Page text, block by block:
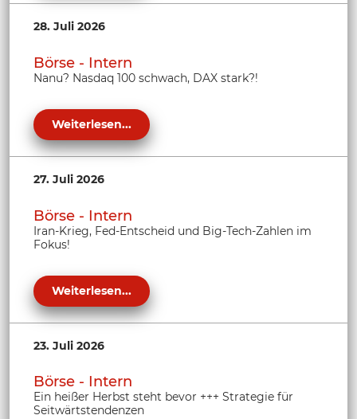
28. Juli 2026
Börse - Intern
Nanu? Nasdaq 100 schwach, DAX stark?!
Weiterlesen...
27. Juli 2026
Börse - Intern
Iran-Krieg, Fed-Entscheid und Big-Tech-Zahlen im
Fokus!
Weiterlesen...
23. Juli 2026
Börse - Intern
Ein heißer Herbst steht bevor +++ Strategie für
Seitwärtstendenzen